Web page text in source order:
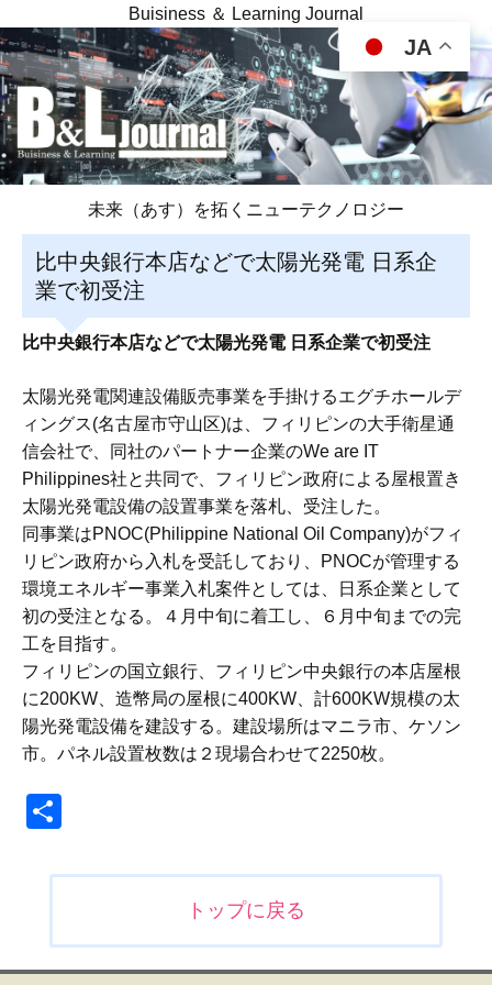
Buisiness ＆ Learning Journal
未来（あす）を拓くニューテクノロジー
比中央銀行本店などで太陽光発電 日系企
業で初受注
比中央銀行本店などで太陽光発電 日系企業で初受注
太陽光発電関連設備販売事業を手掛けるエグチホールデ
ィングス(名古屋市守山区)は、フィリピンの大手衛星通
信会社で、同社のパートナー企業のWe are IT
Philippines社と共同で、フィリピン政府による屋根置き
太陽光発電設備の設置事業を落札、受注した。
同事業はPNOC(Philippine National Oil Company)がフィ
リピン政府から入札を受託しており、PNOCが管理する
環境エネルギー事業入札案件としては、日系企業として
初の受注となる。４月中旬に着工し、６月中旬までの完
工を目指す。
フィリピンの国立銀行、フィリピン中央銀行の本店屋根
に200KW、造幣局の屋根に400KW、計600KW規模の太
陽光発電設備を建設する。建設場所はマニラ市、ケソン
市。パネル設置枚数は２現場合わせて2250枚。
ビ
トップに戻る
JA